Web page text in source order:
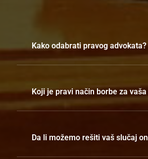
Kako odabrati pravog advokata?
Koji je pravi način borbe za
Da li možemo rešiti vaš slučaj